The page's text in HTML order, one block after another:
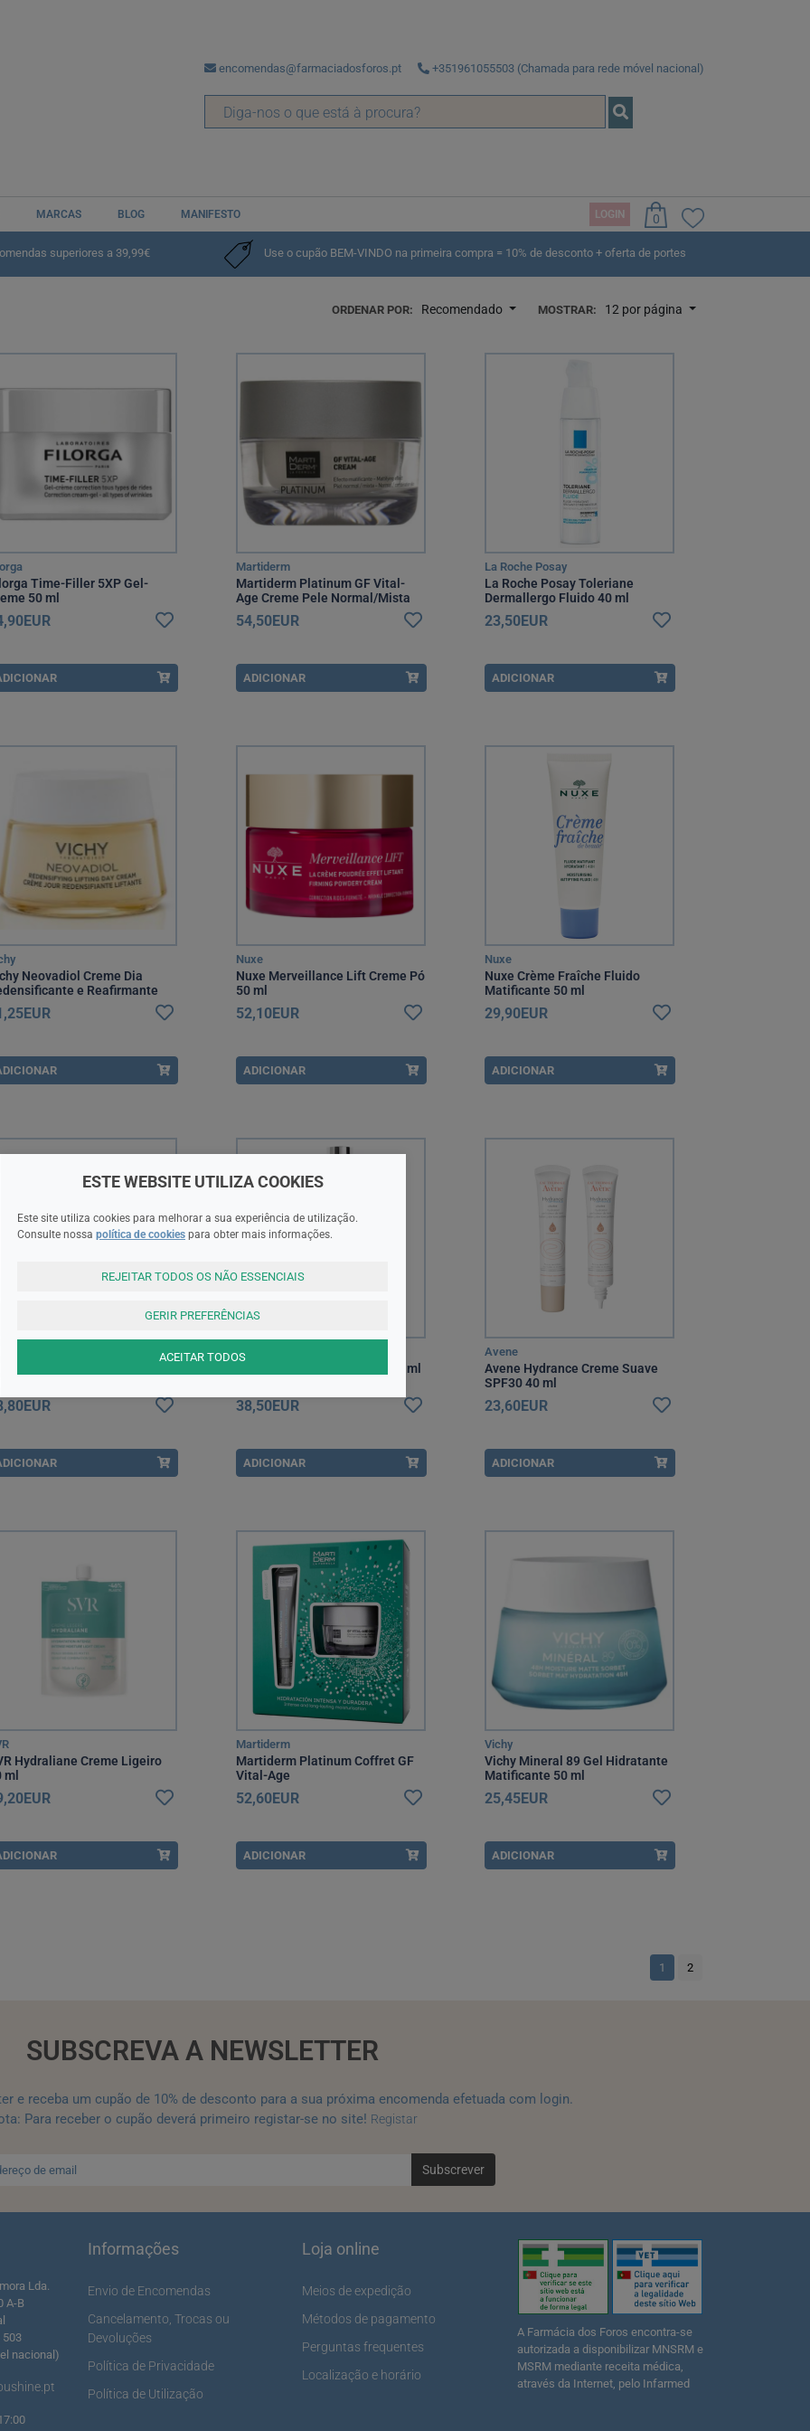
encomendas@farmaciadosforos.pt +351961055503 (Chamada para rede móvel nacional)
MARCAS BLOG MANIFESTO LOGIN 0
superiores a 39,99€ Use o cupão BEM-VINDO na primeira compra = 10% de desconto + oferta de portes
ORDENAR POR: Recomendado MOSTRAR: 12 por página
Time-Filler 5XP Gel-
50 ml
Martiderm
Martiderm Platinum GF Vital-
Age Creme Pele Normal/Mista
50 ml
54,50EUR
ADICIONAR
La Roche Posay
La Roche Posay Toleriane
Dermallergo Fluido 40 ml
23,50EUR
ADICIONAR
Neovadiol Creme Dia
e Reafirmante
PNM 50 ml
Nuxe
Nuxe Merveillance Lift Creme Pó
50 ml
52,10EUR
ADICIONAR
Nuxe
Nuxe Crème Fraîche Fluido
Matificante 50 ml
29,90EUR
ADICIONAR
Hydra-Hyal Gel Creme
50 ml
Caudalie
Caudalie Água de Beleza 100 ml
38,50EUR
ADICIONAR
Avene
Avene Hydrance Creme Suave
SPF30 40 ml
23,60EUR
ADICIONAR
Hydraliane Creme Ligeiro
ml
Martiderm
Martiderm Platinum Coffret GF
Vital-Age
52,60EUR
ADICIONAR
Vichy
Vichy Mineral 89 Gel Hidratante
Matificante 50 ml
25,45EUR
ADICIONAR
1 2
SUBSCREVA A NEWSLETTER
e receba um cupão de 10% de desconto para a sua próxima encomenda efetuada com login.
Para receber o cupão deverá primeiro registar-se no site! Registar
Subscrever
Lda.
A-B
503
nacional)
Informações
Envio de Encomendas
Cancelamento, Trocas ou
Devoluções
Política de Privacidade
Política de Utilização
Loja online
Meios de expedição
Métodos de pagamento
Perguntas frequentes
Localização e horário
A Farmácia dos Foros encontra-se
autorizada a disponibilizar MNSRM e
MSRM mediante receita médica,
através da Internet, pelo Infarmed
ESTE WEBSITE UTILIZA COOKIES
Este site utiliza cookies para melhorar a sua experiência de utilização.
Consulte nossa política de cookies para obter mais informações.
REJEITAR TODOS OS NÃO ESSENCIAIS
GERIR PREFERÊNCIAS
ACEITAR TODOS